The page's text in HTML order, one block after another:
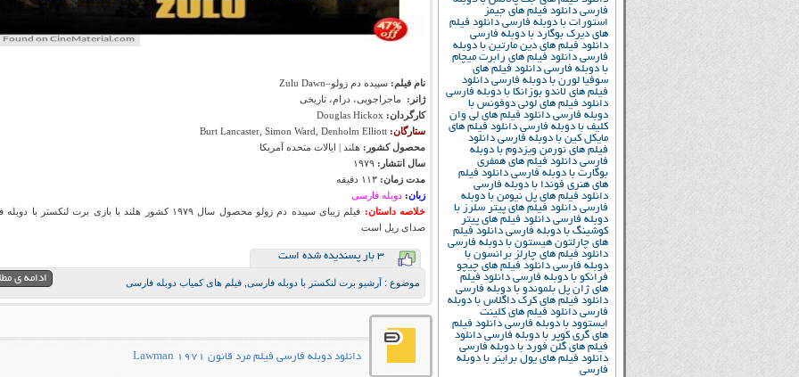
فارسی دانلود فیلم های جیمز
استورات با دوبله فارسی دانلود فیلم
های دیرک بوگارد با دوبله فارسی
دانلود فیلم های دین مارتین با دوبله
فارسی دانلود فیلم های رابرت میچام
با دوبله فارسی دانلود فیلم های
سوفیا لورن با دوبله فارسی دانلود
فیلم های لاندو بوزانکا با دوبله فارسی
دانلود فیلم های لوئی دوفونس با
دوبله فارسی دانلود فیلم های لی وان
کلیف با دوبله فارسی دانلود فیلم های
مایکل کین با دوبله فارسی دانلود
فیلم های نورمن ویزدوم با دوبله
فارسی دانلود فیلم های همفری
بوگارت با دوبله فارسی دانلود فیلم
های هنری فوندا با دوبله فارسی
دانلود فیلم های پل نیومن با دوبله
فارسی دانلود فیلم های پیتر سلرز با
دوبله فارسی دانلود فیلم های پیتر
کوشینگ با دوبله فارسی دانلود فیلم
های چارلتون هیستون با دوبله فارسی
دانلود فیلم های چارلز برانسون با
دوبله فارسی دانلود فیلم های چیچو
فرانکو با دوبله فارسی دانلود فیلم
های ژان پل بلموندو با دوبله فارسی
دانلود فیلم های کرک داگلاس با دوبله
فارسی دانلود فیلم های کلینت
ایستوود با دوبله فارسی دانلود فیلم
های گری کوپر با دوبله فارسی دانلود
فیلم های گلن فورد با دوبله فارسی
دانلود فیلم های یول براینر با دوبله
فارسی
نام فیلم: سپیده دم زولو–Zulu Dawn
ژانر: ماجراجویی، درام، تاریخی
کارگردان:
ستارگان:
محصول کشور: هلند | ایالات متحده آمریکا
سال انتشار:
مدت زمان:
زبان: دوبله فارسی
خلاصه داستان:
فیلم زیبای سپیده دم زولو محصول سال ۱۹۷۹ کشور هلند با بازی برت لنکستر با
صدای ریل است
3 بار پسنديده شده است
موضوع : آرشیو برت لنکستر با دوبله فارسی فیلم های کمیاب دوبله فارسی ادامه ی
دانلود دوبله فارسی فیلم مرد قانون Lawman 1971